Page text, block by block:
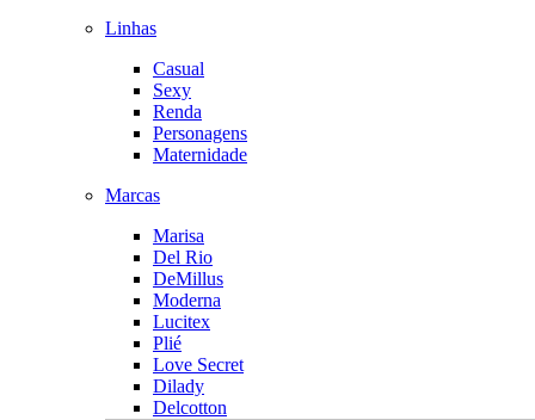
Linhas
Casual
Sexy
Renda
Personagens
Maternidade
Marcas
Marisa
Del Rio
DeMillus
Moderna
Lucitex
Plié
Love Secret
Dilady
Delcotton